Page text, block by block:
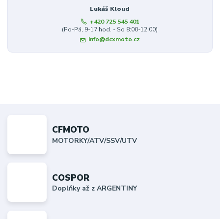
Lukáš Kloud
+420 725 545 401
(Po-Pá, 9-17 hod. - So 8:00-12:00)
info@dcxmoto.cz
CFMOTO
MOTORKY/ATV/SSV/UTV
COSPOR
Doplňky až z ARGENTINY